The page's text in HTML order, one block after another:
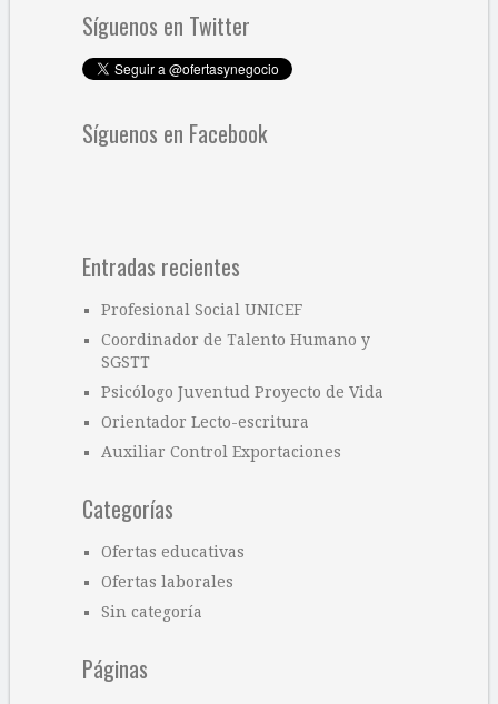
Síguenos en Twitter
Síguenos en Facebook
Entradas recientes
Profesional Social UNICEF
Coordinador de Talento Humano y
SGSTT
Psicólogo Juventud Proyecto de Vida
Orientador Lecto-escritura
Auxiliar Control Exportaciones
Categorías
Ofertas educativas
Ofertas laborales
Sin categoría
Páginas